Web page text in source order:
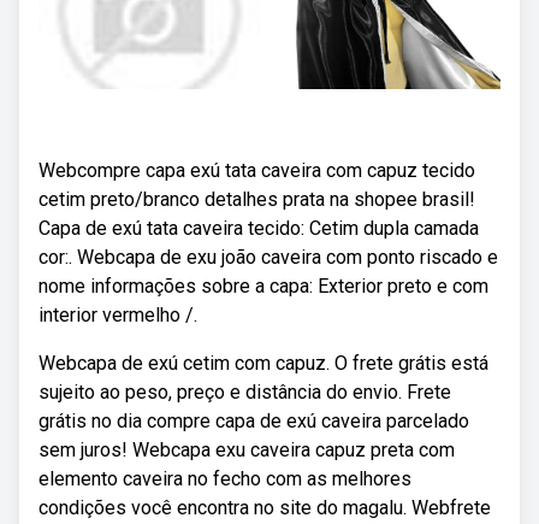
Webcompre capa exú tata caveira com capuz tecido
cetim preto/branco detalhes prata na shopee brasil!
Capa de exú tata caveira tecido: Cetim dupla camada
cor:. Webcapa de exu joão caveira com ponto riscado e
nome informações sobre a capa: Exterior preto e com
interior vermelho /.
Webcapa de exú cetim com capuz. O frete grátis está
sujeito ao peso, preço e distância do envio. Frete
grátis no dia compre capa de exú caveira parcelado
sem juros! Webcapa exu caveira capuz preta com
elemento caveira no fecho com as melhores
condições você encontra no site do magalu. Webfrete